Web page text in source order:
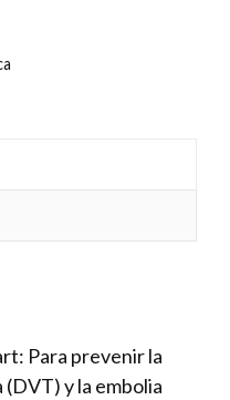
Para prevenir la
y la embolia